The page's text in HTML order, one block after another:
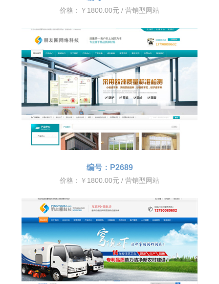
价格：￥1800.00元 / 营销型网站
编号：P2689
价格：￥1800.00元 / 营销型网站